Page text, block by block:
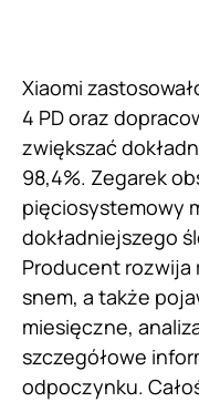
Xiaomi
4 PD oraz
zwiększać
98,4%. Zegarek
pięciosystemowy
dokładniejszego
Producent rozwija
snem, a także
miesięczne,
szczegółowe
odpoczynku.